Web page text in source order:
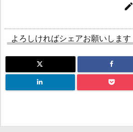

よろしければシェアお願いします